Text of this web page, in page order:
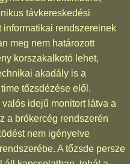
távkereskedési
informatikai rendszereinek
meg nem határozott
korszakalkotó lehet,
akadály is a
tőzsdézése elől.
idejű monitort látva a
a brókercég rendszerén
nem igényelve
A tőzsde persze